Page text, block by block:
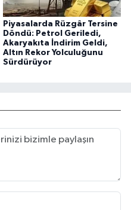
Piyasalarda Rüzgâr Tersine
Döndü: Petrol Geriledi,
Akaryakıta İndirim Geldi,
Altın Rekor Yolculuğunu
Sürdürüyor